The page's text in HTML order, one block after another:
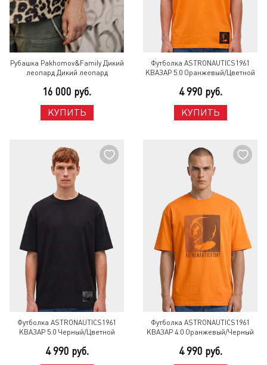
Рубашка Pakhomov&Family Дикий
леопард Дикий леопард
16 000 руб.
КУПИТЬ
Футболка ASTRONAUTICS1961
КВАЗАР 5.0 Оранжевый/Цветной
4 990 руб.
КУПИТЬ
Футболка ASTRONAUTICS1961
КВАЗАР 5.0 Черный/Цветной
4 990 руб.
Футболка ASTRONAUTICS1961
КВАЗАР 4.0 Оранжевый/Черный
4 990 руб.